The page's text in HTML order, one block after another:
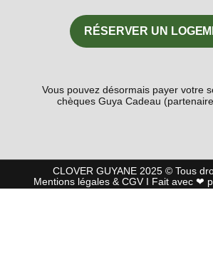
RÉSERVER UN
Vous pouvez désormais payer votre
chèques Guya Cadeau
CLOVER GUYANE 2025 © Tous
Mentions légales&CGVI Fait avec ❤